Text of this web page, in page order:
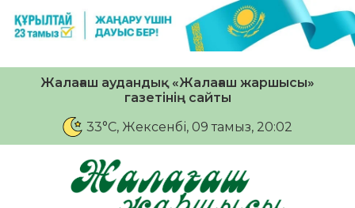
Жалағаш аудандық «Жалағаш жаршысы»
газетінің сайты
33°C, Жексенбі, 09 тамыз, 20:02